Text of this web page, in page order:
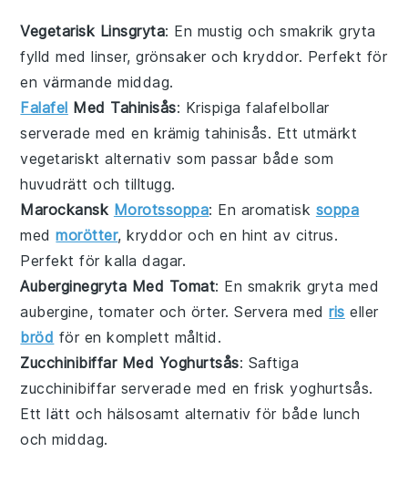
Vegetarisk Linsgryta: En mustig och smakrik gryta
fylld medlinser,grönsaker och kryddor. Perfekt för
en värmande middag.
Falafel Med Tahinisås: Krispigafalafelbollar
serverade med en krämigtahinisås. Ett utmärkt
vegetariskt alternativ som passar både som
huvudrätt och tilltugg.
Marockansk Morotssoppa: En aromatisk soppa
medmorötter,kryddor och en hint av citrus.
Perfekt för kalla dagar.
Auberginegryta Med Tomat: En smakrik gryta med
aubergine, tomater och örter. Servera medris eller
bröd för en komplett måltid.
Zucchinibiffar Med Yoghurtsås: Saftiga
zucchinibiffar serverade med en friskyoghurtsås.
Ett lätt och hälsosamt alternativ för både lunch
och middag.